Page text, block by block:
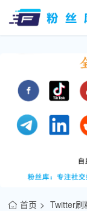
首页
Twitter刷